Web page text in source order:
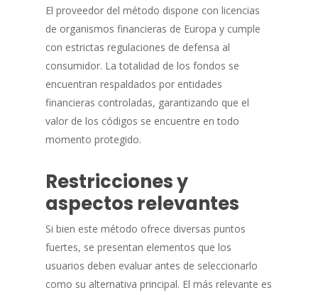
El proveedor del método dispone con licencias
de organismos financieras de Europa y cumple
con estrictas regulaciones de defensa al
consumidor. La totalidad de los fondos se
encuentran respaldados por entidades
financieras controladas, garantizando que el
valor de los códigos se encuentre en todo
momento protegido.
Restricciones y
aspectos relevantes
Si bien este método ofrece diversas puntos
fuertes, se presentan elementos que los
usuarios deben evaluar antes de seleccionarlo
como su alternativa principal. El más relevante es